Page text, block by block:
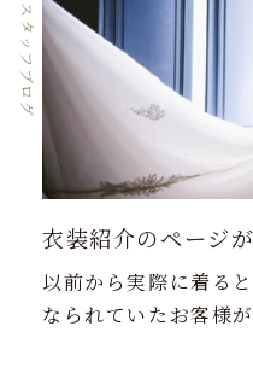
衣装紹介のページ
スタッフブログ
以前から実際に着る
なられていたお客様